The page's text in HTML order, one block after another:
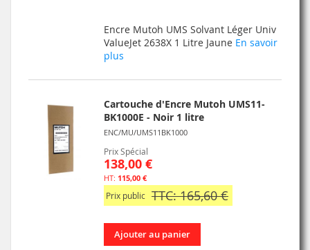
MA
COMPARATEUR
Encre Mutoh UMS Solvant Léger Univ
ValueJet 2638X 1 Litre Jaune En savoir
plus
Cartouche d'Encre Mutoh UMS11-
BK1000E - Noir 1 litre
ENC/MU/UMS11BK1000
Prix Spécial
138,00 €
115,00 €
Prix public TTC: 165,60 €
Ajouter au panier